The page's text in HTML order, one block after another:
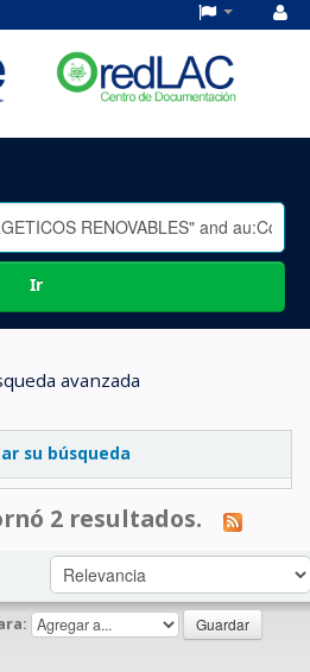
Ir
avanzada
su búsqueda
2 resultados.